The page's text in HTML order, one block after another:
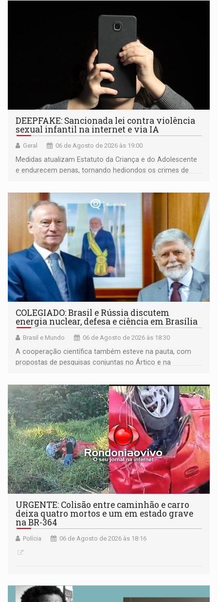
DEEPFAKE: Sancionada lei contra violência
sexual infantil na internet e via IA
Geral 06 de Agosto de 2026 às 19:00
Medidas atualizam Estatuto da Criança e do Adolescente
e endurecem penas, tornando hediondos os crimes de
COLEGIADO: Brasil e Rússia discutem
energia nuclear, defesa e ciência em Brasília
Brasil e Mundo 06 de Agosto de 2026 às 18:30
A cooperação científica também esteve na pauta, com
propostas de pesquisas conjuntas no Ártico e na
URGENTE: Colisão entre caminhão e carro
deixa quatro mortos e um em estado grave
na BR-364
Polícia 06 de Agosto de 2026 às 18:16